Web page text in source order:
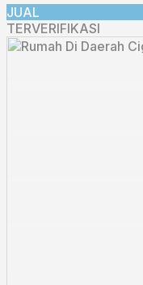
JUAL
TERVERIFIKASI